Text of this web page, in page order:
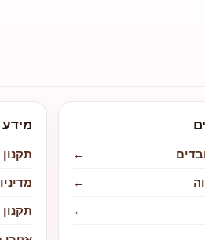
←
←
←
מידע